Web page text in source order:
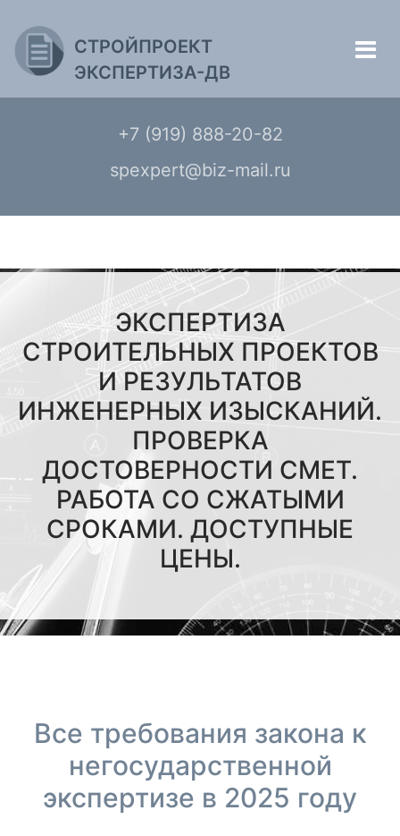
СТРОЙПРОЕКТ
ЭКСПЕРТИЗА-ДВ
+7 (919) 888-20-82
spexpert@biz-mail.ru
ЭКСПЕРТИЗА
СТРОИТЕЛЬНЫХ ПРОЕКТОВ
И РЕЗУЛЬТАТОВ
ИНЖЕНЕРНЫХ ИЗЫСКАНИЙ.
ПРОВЕРКА
ДОСТОВЕРНОСТИ СМЕТ.
РАБОТА СО СЖАТЫМИ
СРОКАМИ. ДОСТУПНЫЕ
ЦЕНЫ.
Все требования закона к
негосударственной
экспертизе в 2025 году